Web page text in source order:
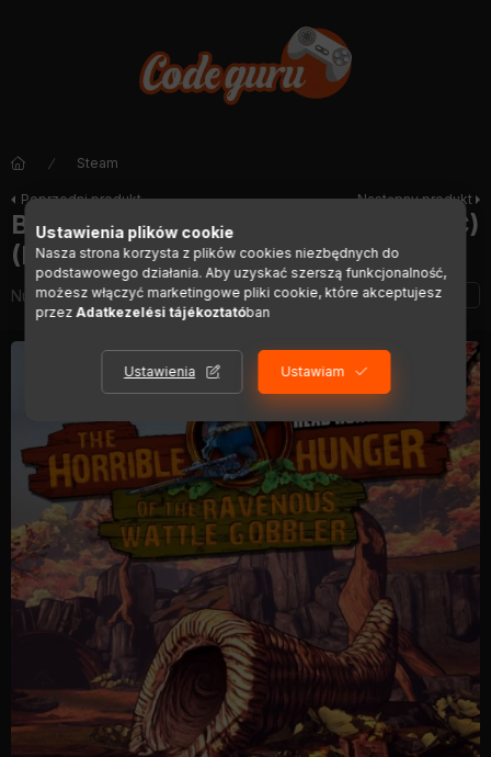
Steam
Poprzedni produkt Następny produkt
Borderlands 2: Wattle Gobbler (DLC)
(MAC) (DLC)
Numer artykułu:DIGI01323
Ustawienia plików cookie
Nasza strona korzysta z plików cookies niezbędnych do
podstawowego działania. Aby uzyskać szerszą funkcjonalność,
możesz włączyć marketingowe pliki cookie, które akceptujesz
przezAdatkezelési tájékoztatóban
Ustawienia Ustawiam